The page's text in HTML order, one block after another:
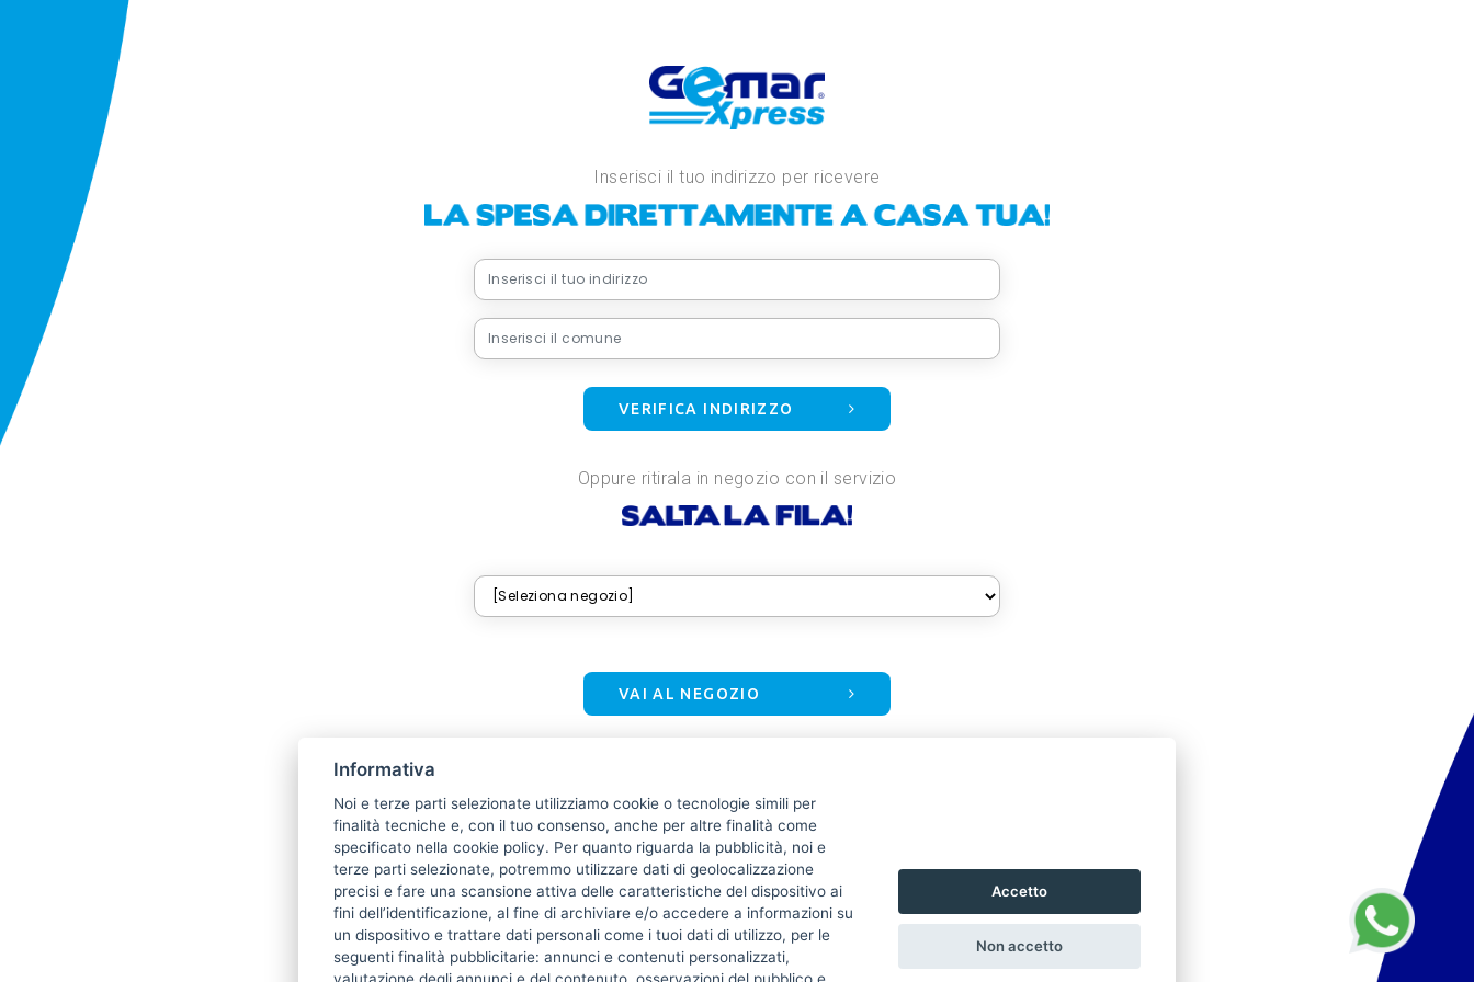
Inserisci il tuo indirizzo per ricevere
VERIFICA INDIRIZZO
Oppure ritirala in negozio con il servizio
VAI AL NEGOZIO
Informativa
Noi e terze parti selezionate utilizziamo cookie o tecnologie simili per
finalità tecniche e, con il tuo consenso, anche per altre finalità come
specificato nella cookie policy. Per quanto riguarda la pubblicità, noi e
terze parti selezionate, potremmo utilizzare dati di geolocalizzazione
precisi e fare una scansione attiva delle caratteristiche del dispositivo ai
fini dell’identificazione, al fine di archiviare e/o accedere a informazioni su
un dispositivo e trattare dati personali come i tuoi dati di utilizzo, per le
seguenti finalità pubblicitarie: annunci e contenuti personalizzati,
Accetto
Non accetto